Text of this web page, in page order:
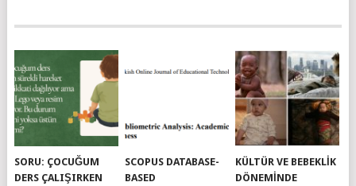
SORU: ÇOCUĞUM
DERS ÇALIŞIRKEN
SCOPUS DATABASE-
BASED
KÜLTÜR VE BEBEKLIK
DÖNEMINDE